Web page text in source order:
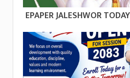
EPAPER JALESHWOR